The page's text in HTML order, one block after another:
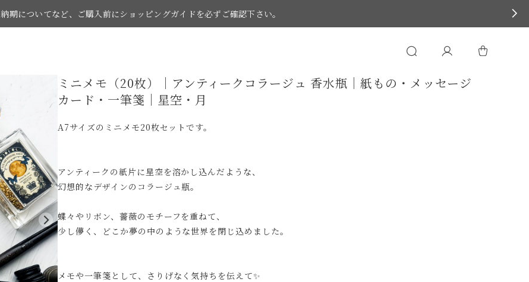
納期についてなど、ご購入前にショッピングガイドを必ずご確認下さい。
お買い物の際はショッピングガイドをご覧下さい。
ミニメモ（20枚）｜アンティークコラージュ 香水瓶｜紙もの・メッセージ
カード・一筆箋｜星空・月
A7サイズのミニメモ20枚セットです。
アンティークの紙片に星空を溶かし込んだような、
幻想的なデザインのコラージュ瓶。
蝶々やリボン、薔薇のモチーフを重ねて、
少し儚く、どこか夢の中のような世界を閉じ込めました。
メモや一筆箋として、さりげなく気持ちを伝えて✨